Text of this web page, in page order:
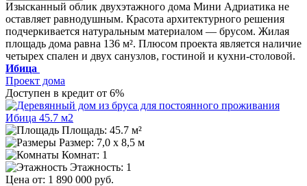
Изысканный облик двухэтажного дома Мини Адриатика не
оставляет равнодушным. Красота архитектурного решения
подчеркивается натуральным материалом — брусом. Жилая
площадь дома равна 136 м². Плюсом проекта является наличие
четырех спален и двух санузлов, гостиной и кухни-столовой.
Ибица
Проект дома
Доступен в кредит от 6%
Площадь: 45.7 м²
Размер: 7,0 х 8,5 м
Комнат: 1
Этажность: 1
Цена от: 1 890 000 руб.